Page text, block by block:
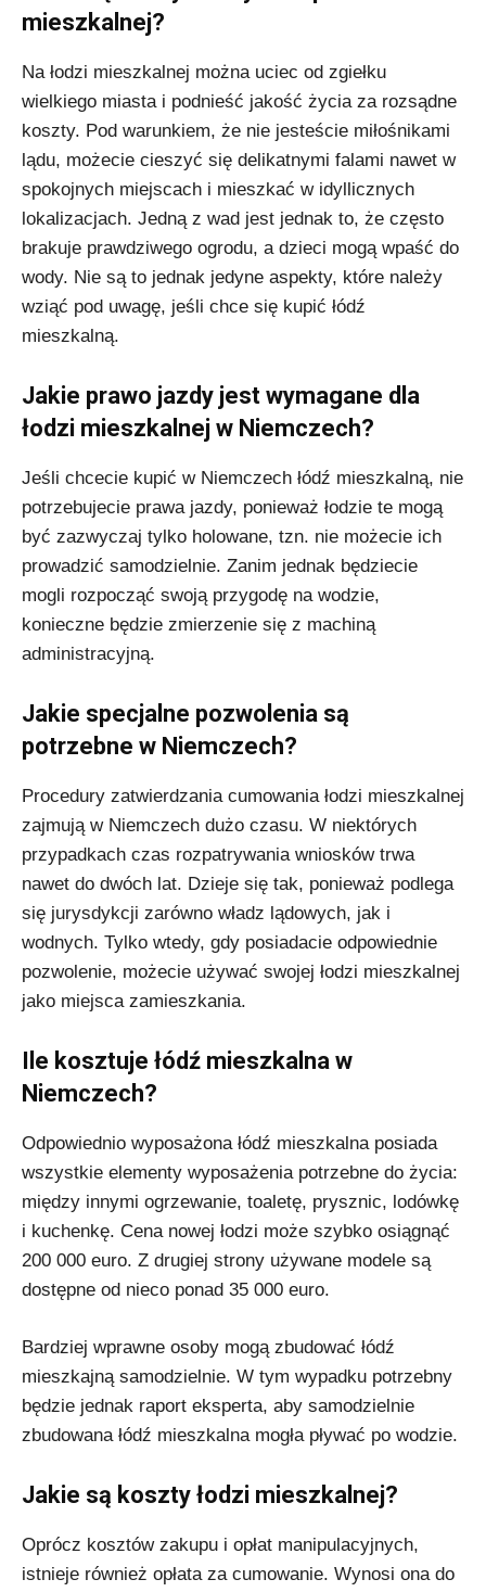
mieszkalnej?
Na łodzi mieszkalnej można uciec od zgiełku
wielkiego miasta i podnieść jakość życia za rozsądne
koszty. Pod warunkiem, że nie jesteście miłośnikami
lądu, możecie cieszyć się delikatnymi falami nawet w
spokojnych miejscach i mieszkać w idyllicznych
lokalizacjach. Jedną z wad jest jednak to, że często
brakuje prawdziwego ogrodu, a dzieci mogą wpaść do
wody. Nie są to jednak jedyne aspekty, które należy
wziąć pod uwagę, jeśli chce się kupić łódź
mieszkalną.
Jakie prawo jazdy jest wymagane dla
łodzi mieszkalnej w Niemczech?
Jeśli chcecie kupić w Niemczech łódź mieszkalną, nie
potrzebujecie prawa jazdy, ponieważ łodzie te mogą
być zazwyczaj tylko holowane, tzn. nie możecie ich
prowadzić samodzielnie. Zanim jednak będziecie
mogli rozpocząć swoją przygodę na wodzie,
konieczne będzie zmierzenie się z machiną
administracyjną.
Jakie specjalne pozwolenia są
potrzebne w Niemczech?
Procedury zatwierdzania cumowania łodzi mieszkalnej
zajmują w Niemczech dużo czasu. W niektórych
przypadkach czas rozpatrywania wniosków trwa
nawet do dwóch lat. Dzieje się tak, ponieważ podlega
się jurysdykcji zarówno władz lądowych, jak i
wodnych. Tylko wtedy, gdy posiadacie odpowiednie
pozwolenie, możecie używać swojej łodzi mieszkalnej
jako miejsca zamieszkania.
Ile kosztuje łódź mieszkalna w
Niemczech?
Odpowiednio wyposażona łódź mieszkalna posiada
wszystkie elementy wyposażenia potrzebne do życia:
między innymi ogrzewanie, toaletę, prysznic, lodówkę
i kuchenkę. Cena nowej łodzi może szybko osiągnąć
200 000 euro. Z drugiej strony używane modele są
dostępne od nieco ponad 35 000 euro.
Bardziej wprawne osoby mogą zbudować łódź
mieszkajną samodzielnie. W tym wypadku potrzebny
będzie jednak raport eksperta, aby samodzielnie
zbudowana łódź mieszkalna mogła pływać po wodzie.
Jakie są koszty łodzi mieszkalnej?
Oprócz kosztów zakupu i opłat manipulacyjnych,
istnieje również opłata za cumowanie. Wynosi ona do